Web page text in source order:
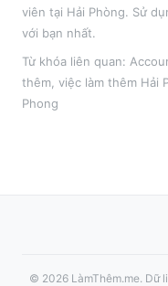
viên tại Hải Phòng. Sử
với bạn nhất.
Từ khóa liên quan:
thêm , việc làm thêm Hải
Phong
© 2026 LàmThêm.me. Dữ